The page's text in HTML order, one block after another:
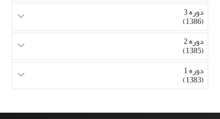
دوره 3
(1386)
دوره 2
(1385)
دوره 1
(1383)